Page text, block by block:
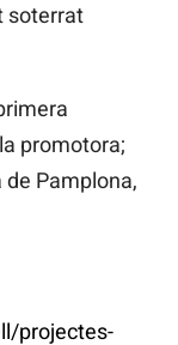
soterrat
promotora;
de Pamplona,
projectes-